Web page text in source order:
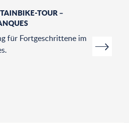
TOUR –
für Fortgeschrittene im